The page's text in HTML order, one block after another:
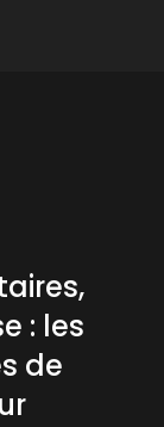
: les
de